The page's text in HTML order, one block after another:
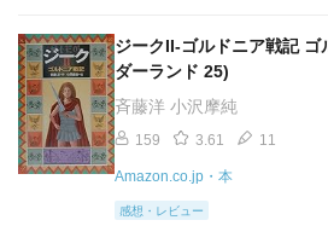
ジークII-ゴルドニア戦記
ダーランド 25)
斉藤洋 小沢摩純
159 3.61 11
Amazon.co.jp・本
感想・レビュー